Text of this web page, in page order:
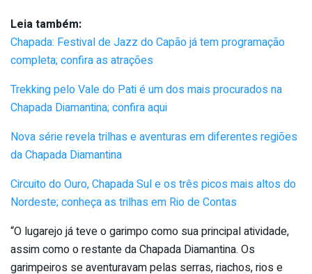
Leia também:
Chapada: Festival de Jazz do Capão já tem programação
completa; confira as atrações
Trekking pelo Vale do Pati é um dos mais procurados na
Chapada Diamantina; confira aqui
Nova série revela trilhas e aventuras em diferentes regiões
da Chapada Diamantina
Circuito do Ouro, Chapada Sul e os três picos mais altos do
Nordeste; conheça as trilhas em Rio de Contas
“O lugarejo já teve o garimpo como sua principal atividade,
assim como o restante da Chapada Diamantina. Os
garimpeiros se aventuravam pelas serras, riachos, rios e